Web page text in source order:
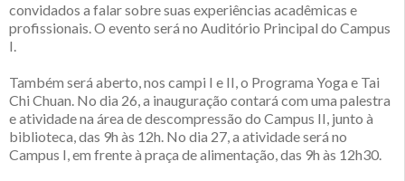
convidados a falar sobre suas experiências acadêmicas e
profissionais. O evento será no Auditório Principal do Campus
I.
Também será aberto, nos campi I e II, o Programa Yoga e Tai
Chi Chuan. No dia 26, a inauguração contará com uma palestra
e atividade na área de descompressão do Campus II, junto à
biblioteca, das 9h às 12h. No dia 27, a atividade será no
Campus I, em frente à praça de alimentação, das 9h às 12h30.